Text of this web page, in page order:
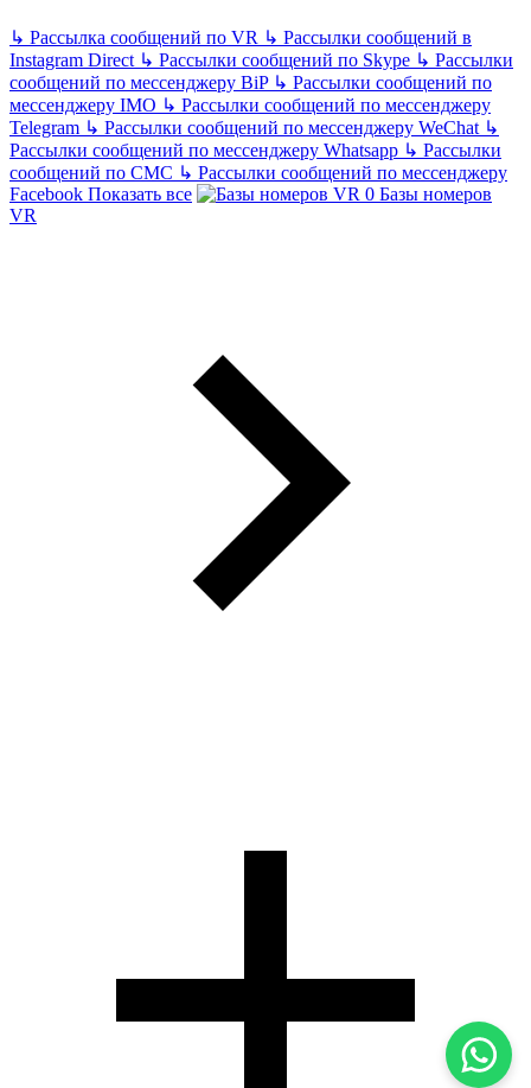
↳ Рассылка сообщений по VR ↳ Рассылки сообщений в
Instagram Direct ↳ Рассылки сообщений по Skype ↳ Рассылки
сообщений по мессенджеру BiP ↳ Рассылки сообщений по
мессенджеру IMO ↳ Рассылки сообщений по мессенджеру
Telegram ↳ Рассылки сообщений по мессенджеру WeChat ↳
Рассылки сообщений по мессенджеру Whatsapp ↳ Рассылки
сообщений по СМС ↳ Рассылки сообщений по мессенджеру
Facebook Показать все
Базы номеров
VR